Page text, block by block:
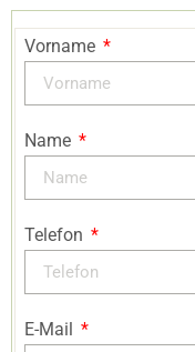
Vorname
Name
Telefon
E-Mail